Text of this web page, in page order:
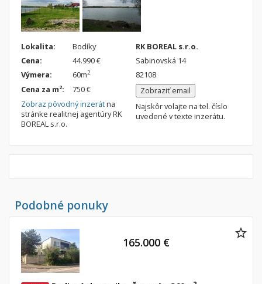
Uložiť vyhľadávanie|
Zatvoriť vyhľadávanie
Lokalita:
Bodíky
Cena:
44.990 €
Výmera:
60m2
Cena za m2:
750 €
Zobraz pôvodný inzerátna
stránke realitnej agentúry RK
BOREAL s.r.o.
RK BOREAL s.r.o.
Sabinovská 14
82108
Zobraziť email
Najskôr volajte na tel. číslo
uvedené v texte inzerátu.
Podobné ponuky
165.000 €